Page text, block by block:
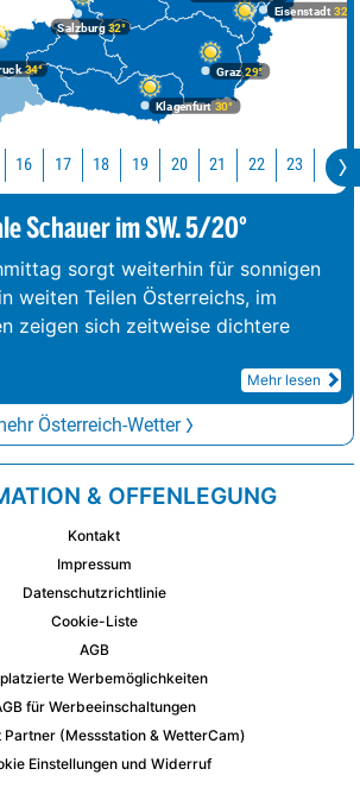
Graz29°
34°
Klagenfurt 30°
Salzburg32°
Eisenstadt 32°
16 17 18 19 20 21 22 23 0
Schauer im SW. 5/20°
sorgt weiterhin für sonnigen
weiten Teilen Österreichs, im
zeigen sich zeitweise dichtere
Mehr lesen
Österreich-Wetter
& OFFENLEGUNG
Kontakt
Impressum
Datenschutzrichtlinie
Cookie-Liste
AGB
Werbemöglichkeiten
für Werbeeinschaltungen
Partner (Messstation & WetterCam)
Einstellungen und Widerruf